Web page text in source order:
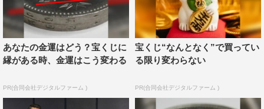
11月2日（月）放送の第2話では、共演NGの大御所俳優・
出島（里見浩太朗）と元弟子・小松（堀部圭亮）がついに
衝突し、撮影がストップしてしまう。残された遠山英二
（中井貴一）と大園瞳（鈴木京香）が取った行動とは…？
あなたの金運はどう？宝くじに
縁がある時、金運はこう変わる
PR(合同会社デジタルファーム )
宝くじ“なんとなく”で買ってい
る限り変わらない
PR(合同会社デジタルファーム )